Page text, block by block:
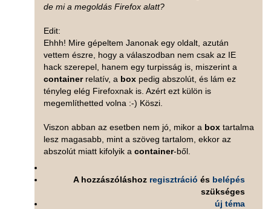
de mi a megoldás Firefox alatt?
Edit:
Ehhh! Mire gépeltem Janonak egy oldalt, azután
vettem észre, hogy a válaszodban nem csak az IE
hack szerepel, hanem egy turpisság is, miszerint a
container relatív, a box pedig abszolút, és lám ez
tényleg elég Firefoxnak is. Azért ezt külön is
megemlíthetted volna :-) Köszi.
Viszon abban az esetben nem jó, mikor a box tartalma
lesz magasabb, mint a szöveg tartalom, ekkor az
abszolút miatt kifolyik a container-ből.
A hozzászóláshoz regisztráció és belépés
szükséges
új téma